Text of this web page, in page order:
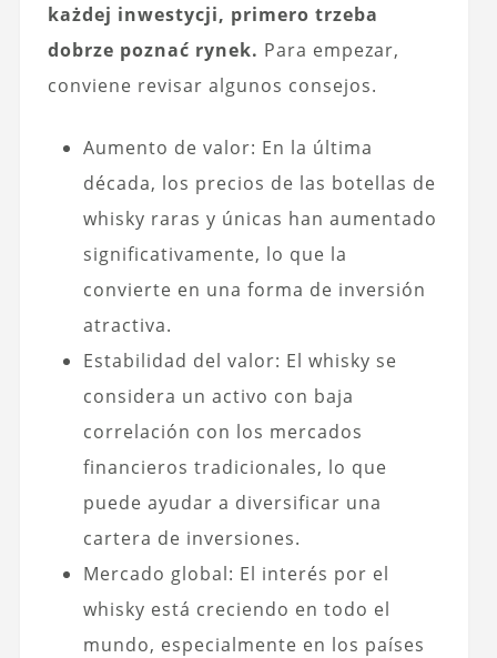
każdej inwestycji, primero trzeba
dobrze poznać rynek. Para empezar,
conviene revisar algunos consejos.
Aumento de valor: En la última
década, los precios de las botellas de
whisky raras y únicas han aumentado
significativamente, lo que la
convierte en una forma de inversión
atractiva.
Estabilidad del valor: El whisky se
considera un activo con baja
correlación con los mercados
financieros tradicionales, lo que
puede ayudar a diversificar una
cartera de inversiones.
Mercado global: El interés por el
whisky está creciendo en todo el
mundo, especialmente en los países